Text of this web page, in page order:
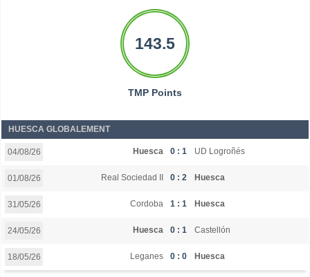
143.5
TMP Points
HUESCA GLOBALEMENT
04/08/26 Huesca 0 : 1 UD Logroñés
01/08/26 Real Sociedad II 0 : 2 Huesca
31/05/26 Cordoba 1 : 1 Huesca
24/05/26 Huesca 0 : 1 Castellón
18/05/26 Leganes 0 : 0 Huesca